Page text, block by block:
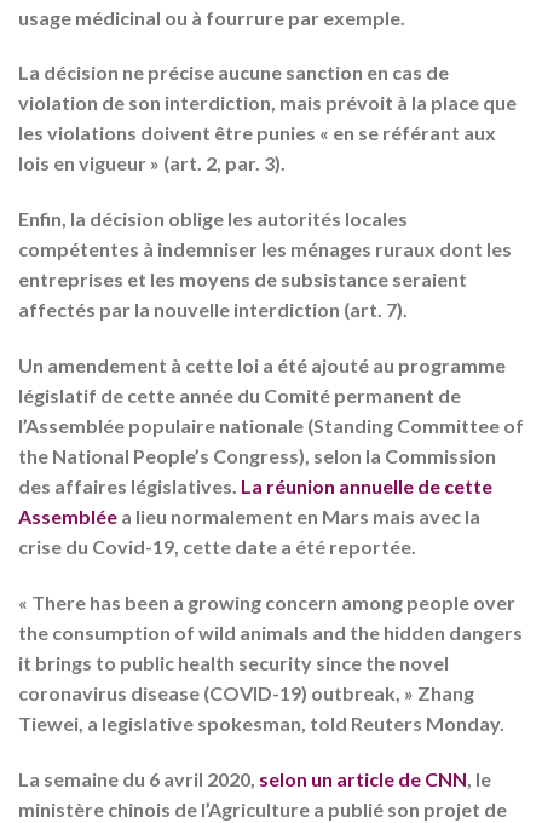
usage médicinal ou à fourrure par exemple.
La décision ne précise aucune sanction en cas de
violation de son interdiction, mais prévoit à la place que
les violations doivent être punies « en se référant aux
lois en vigueur » (art. 2, par. 3).
Enfin, la décision oblige les autorités locales
compétentes à indemniser les ménages ruraux dont les
entreprises et les moyens de subsistance seraient
affectés par la nouvelle interdiction (art. 7).
Un amendement à cette loi a été ajouté au programme
législatif de cette année du Comité permanent de
l’Assemblée populaire nationale (Standing Committee of
the National People’s Congress), selon la Commission
des affaires législatives. La réunion annuelle de cette
Assemblée a lieu normalement en Mars mais avec la
crise du Covid-19, cette date a été reportée.
« There has been a growing concern among people over
the consumption of wild animals and the hidden dangers
it brings to public health security since the novel
coronavirus disease (COVID-19) outbreak, » Zhang
Tiewei, a legislative spokesman, told Reuters Monday.
La semaine du 6 avril 2020, selon un article de CNN , le
ministère chinois de l’Agriculture a publié son projet de